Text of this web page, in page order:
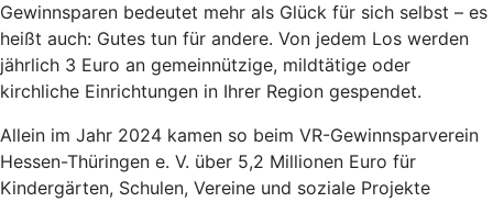
Gewinnsparen bedeutet mehr als Glück für sich selbst – es
heißt auch: Gutes tun für andere. Von jedem Los werden
jährlich 3 Euro an gemeinnützige, mildtätige oder
kirchliche Einrichtungen in Ihrer Region gespendet.
Allein im Jahr 2024 kamen so beim VR-Gewinnsparverein
Hessen-Thüringen e. V. über 5,2 Millionen Euro für
Kindergärten, Schulen, Vereine und soziale Projekte